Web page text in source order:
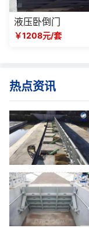
液压卧倒门
￥1208元/套
热点资讯